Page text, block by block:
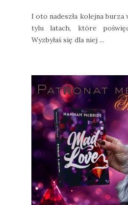
I oto nadeszła kolejna burza
tylu latach, które
Wyzbyłaś się dla niej ...